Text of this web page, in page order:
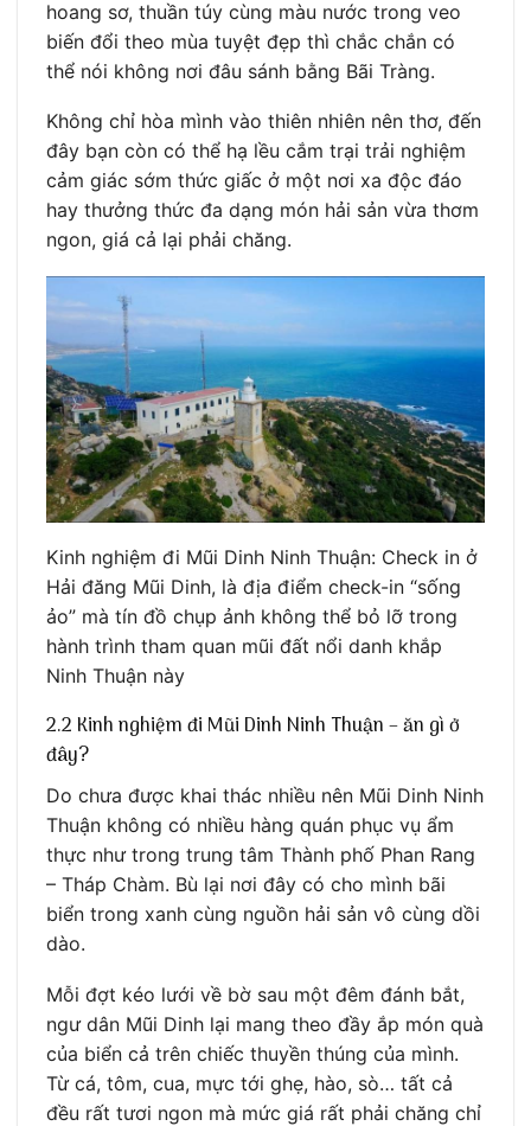
hoang sơ, thuần túy cùng màu nước trong veo
biến đổi theo mùa tuyệt đẹp thì chắc chắn có
thể nói không nơi đâu sánh bằng Bãi Tràng.
Không chỉ hòa mình vào thiên nhiên nên thơ, đến
đây bạn còn có thể hạ lều cắm trại trải nghiệm
cảm giác sớm thức giấc ở một nơi xa độc đáo
hay thưởng thức đa dạng món hải sản vừa thơm
ngon, giá cả lại phải chăng.
Kinh nghiệm đi Mũi Dinh Ninh Thuận: Check in ở
Hải đăng Mũi Dinh, là địa điểm check-in “sống
ảo” mà tín đồ chụp ảnh không thể bỏ lỡ trong
hành trình tham quan mũi đất nổi danh khắp
Ninh Thuận này
2.2 Kinh nghiệm đi Mũi Dinh Ninh Thuận – ăn gì ở
đây?
Do chưa được khai thác nhiều nên Mũi Dinh Ninh
Thuận không có nhiều hàng quán phục vụ ẩm
thực như trong trung tâm Thành phố Phan Rang
– Tháp Chàm. Bù lại nơi đây có cho mình bãi
biển trong xanh cùng nguồn hải sản vô cùng dồi
dào.
Mỗi đợt kéo lưới về bờ sau một đêm đánh bắt,
ngư dân Mũi Dinh lại mang theo đầy ắp món quà
của biển cả trên chiếc thuyền thúng của mình.
Từ cá, tôm, cua, mực tới ghẹ, hào, sò… tất cả
đều rất tươi ngon mà mức giá rất phải chăng chỉ